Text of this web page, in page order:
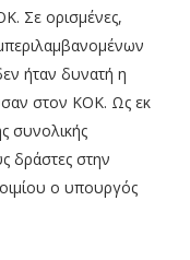
Σε ορισμένες,
ήταν δυνατή η
στον ΚΟΚ. Ως εκ
συνολικής
δράστες στην
ο υπουργός